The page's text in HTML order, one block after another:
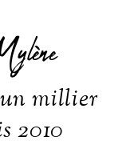
millier
2010